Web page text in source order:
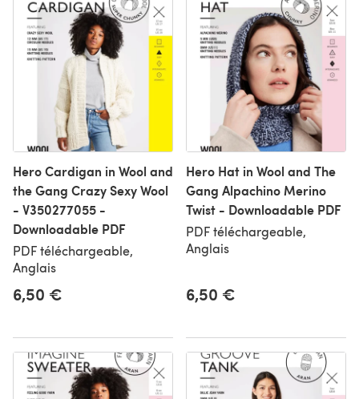
Hero Cardigan in Wool and
the Gang Crazy Sexy Wool
- V350277055 -
Downloadable PDF
PDF téléchargeable,
Anglais
6,50 €
Hero Hat in Wool and The
Gang Alpachino Merino
Twist - Downloadable PDF
PDF téléchargeable,
Anglais
6,50 €